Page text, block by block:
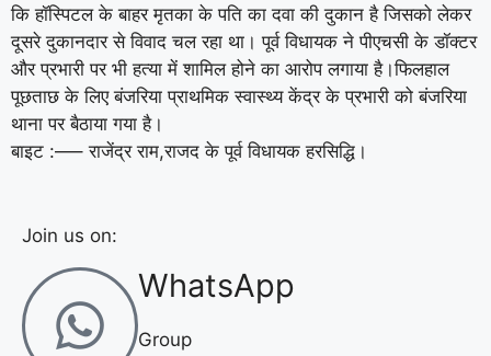
कि हॉस्पिटल के बाहर मृतका के पति का दवा की दुकान है जिसको लेकर
दूसरे दुकानदार से विवाद चल रहा था। पूर्व विधायक ने पीएचसी के डॉक्टर
और प्रभारी पर भी हत्या में शामिल होने का आरोप लगाया है।फिलहाल
पूछताछ के लिए बंजरिया प्राथमिक स्वास्थ्य केंद्र के प्रभारी को बंजरिया
थाना पर बैठाया गया है।
बाइट :—– राजेंद्र राम,राजद के पूर्व विधायक हरसिद्धि।
Join us on:
WhatsApp
Group